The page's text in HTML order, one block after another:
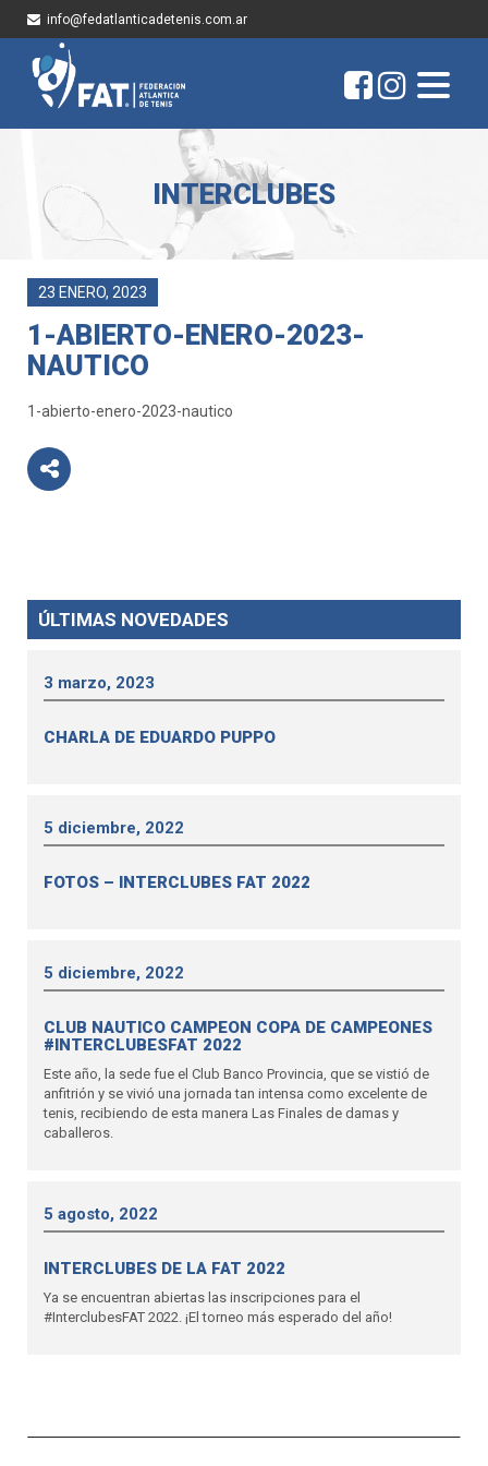
info@fedatlanticadetenis.com.ar
INTERCLUBES
23 ENERO, 2023
1-ABIERTO-ENERO-2023-
NAUTICO
1-abierto-enero-2023-nautico
ÚLTIMAS NOVEDADES
3 marzo, 2023
CHARLA DE EDUARDO PUPPO
5 diciembre, 2022
FOTOS – INTERCLUBES FAT 2022
5 diciembre, 2022
CLUB NAUTICO CAMPEON COPA DE CAMPEONES
#INTERCLUBESFAT 2022
Este año, la sede fue el Club Banco Provincia, que se vistió de
anfitrión y se vivió una jornada tan intensa como excelente de
tenis, recibiendo de esta manera Las Finales de damas y
caballeros.
5 agosto, 2022
INTERCLUBES DE LA FAT 2022
Ya se encuentran abiertas las inscripciones para el
#InterclubesFAT 2022. ¡El torneo más esperado del año!